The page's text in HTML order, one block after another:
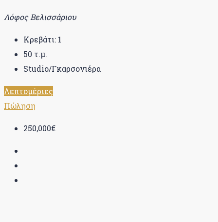
Λόφος Βελισσάριου
Κρεβάτι: 1
50 τ.μ.
Studio/Γκαρσονιέρα
Λεπτομέριες
Πώληση
250,000€